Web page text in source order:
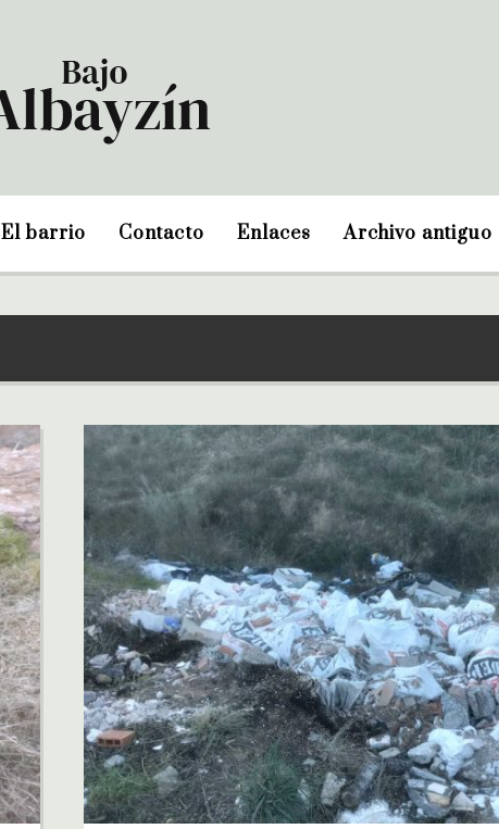
El barrio Contacto Enlaces Archivo antiguo